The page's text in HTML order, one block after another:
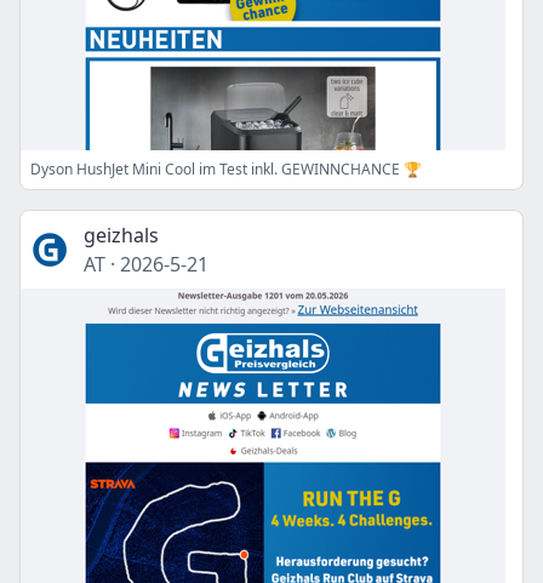
Dyson HushJet Mini Cool im Test inkl. GEWINNCHANCE 🏆
geizhals
AT · 2026-5-21